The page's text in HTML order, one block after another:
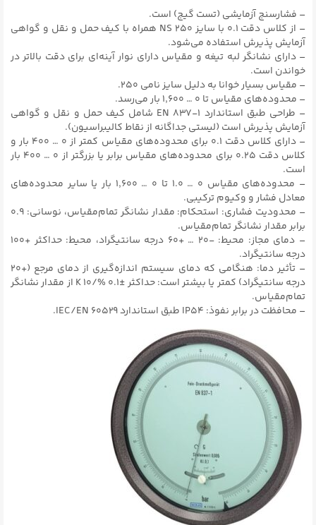
– فشارسنج آزمایشی (تست گیج) است.
– از کلاس دقت ۰.۱ با سایز NS ۲۵۰ همراه با کیف حمل و نقل و گواهی
آزمایش پذیرش استفاده می‌شود.
– دارای نشانگر لبه تیغه و مقیاس دارای نوار آینه‌ای برای دقت بالاتر در
خواندن است.
– مقیاس بسیار خوانا به دلیل سایز نامی ۲۵۰.
– محدوده‌های مقیاس تا ۰ … ۱,۶۰۰ بار می‌رسد.
– طراحی طبق استاندارد EN ۸۳۷-۱ شامل کیف حمل و نقل و گواهی
آزمایش پذیرش است (لیستی جداگانه از نقاط کالیبراسیون).
– دارای کلاس دقت ۰.۱ برای محدوده‌های مقیاس کمتر از ۰ … ۴۰۰ بار و
کلاس دقت ۰.۲۵ برای محدوده‌های مقیاس برابر یا بزرگتر از ۰ … ۴۰۰ بار
است.
– محدوده‌های مقیاس ۰ … ۱.۰ تا ۰ … ۱,۶۰۰ بار یا سایر محدوده‌های
معادل فشار و وکیوم ترکیبی.
– محدودیت فشاری: استحکام: مقدار نشانگر تمام‌مقیاس، نوسانی: ۰.۹
برابر مقدار نشانگر تمام‌مقیاس.
– دمای مجاز: محیط: -۲۰ … +۶۰ درجه سانتیگراد، محیط: حداکثر +۱۰۰
درجه سانتیگراد.
– تأثیر دما: هنگامی که دمای سیستم اندازه‌گیری از دمای مرجع (+۲۰
درجه سانتیگراد) کمتر یا بیشتر است: حداکثر ±۰.۱ %/۱۰ K از مقدار نشانگر
تمام‌مقیاس.
– محافظت در برابر نفوذ: IP54 طبق استاندارد IEC/EN ۶۰۵۲۹.